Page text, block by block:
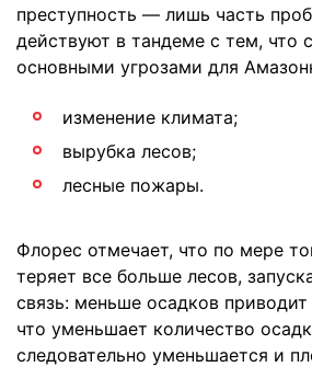
преступность — лишь часть
действуют в тандеме с тем, что
основными угрозами для
изменение климата;
вырубка лесов;
лесные пожары.
Флорес отмечает, что по мере
теряет все больше лесов,
связь: меньше осадков приводит
что уменьшает количество
следовательно уменьшается и